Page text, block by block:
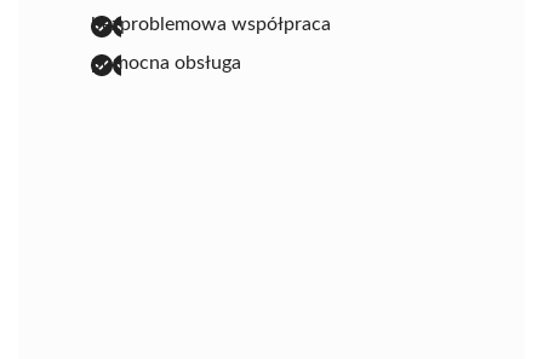
bezproblemowa współpraca
pomocna obsługa